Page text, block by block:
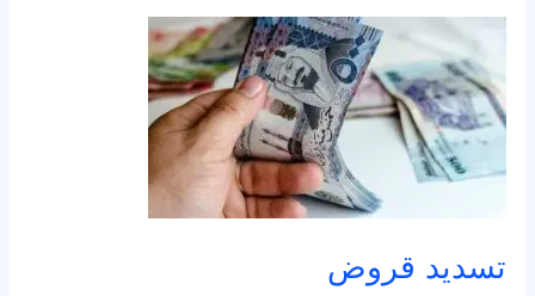
تسديد قروض
قروض